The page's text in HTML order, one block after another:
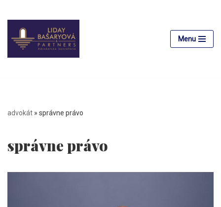
Preskočiť
na
obsah
Menu
advokát » správne právo
správne právo